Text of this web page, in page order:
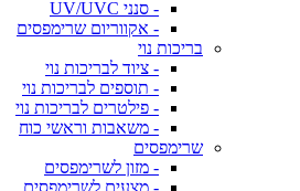
- סנני UV/UVC
- אקווריום שרימפסים
בריכות נוי
- ציוד לבריכות נוי
- תוספים לבריכות נוי
- פילטרים לבריכות נוי
- משאבות וראשי כוח
שרימפסים
- מזון לשרימפסים
- מצעים לשרימפסים